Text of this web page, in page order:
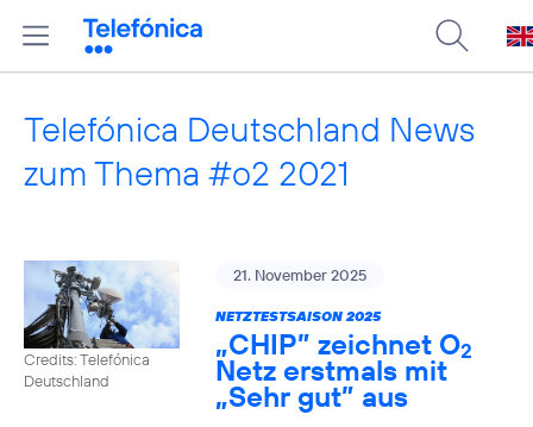
Telefónica Deutschland News
zum Thema #o2 2021
Credits: Telefónica
Deutschland
21. November 2025
NETZTESTSAISON 2025
„CHIP” zeichnet O2
Netz erstmals mit
„Sehr gut” aus